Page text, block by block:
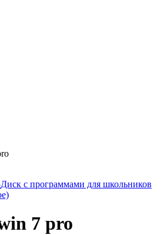
Диск с программами для школьников
7 pro